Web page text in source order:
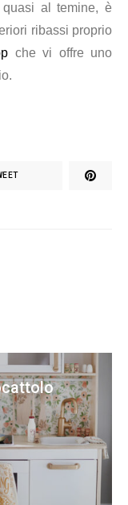
al temine, è
ribassi proprio
che vi offre uno